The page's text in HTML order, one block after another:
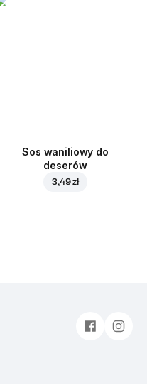
Sos waniliowy do
deserów
3,49 zł